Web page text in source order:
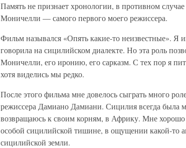
Память не признает хронологии, в противном
Моничелли — самого первого моего режиссера.
Фильм назывался «Опять какие-то неизвестные». Я
говорила на сицилийском диалекте. Но эта роль
Моничелли, его иронию, его сарказм. С тех пор я
хотя виделись мы редко.
После этого фильма мне довелось сыграть много
режиссера Дамиано Дамиани. Сицилия всегда была
возвращаюсь к своим корням, в Африку. Мне
особой сицилийской тишине, в ощущении какой-то
сицилийской земли.